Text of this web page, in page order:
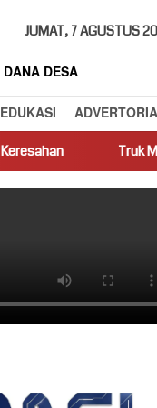
JUMAT, 7 AGUSTUS
DANA DESA
EDUKASI
Truk Miring Hambat